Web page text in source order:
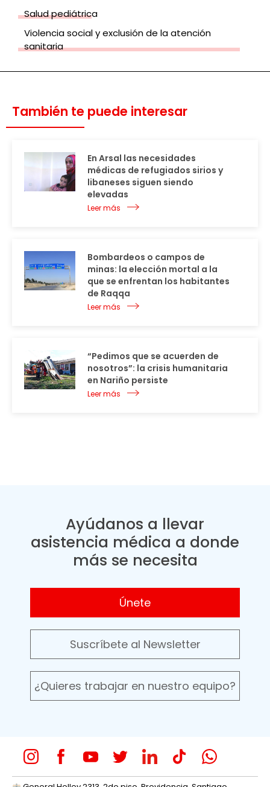
Salud pediátrica
Violencia social y exclusión de la atención
sanitaria
También te puede interesar
En Arsal las necesidades
médicas de refugiados sirios y
libaneses siguen siendo
elevadas
Leer más
Bombardeos o campos de
minas: la elección mortal a la
que se enfrentan los habitantes
de Raqqa
Leer más
“Pedimos que se acuerden de
nosotros”: la crisis humanitaria
en Nariño persiste
Leer más
Ayúdanos a llevar
asistencia médica a donde
más se necesita
Únete
Suscríbete al Newsletter
¿Quieres trabajar en nuestro equipo?